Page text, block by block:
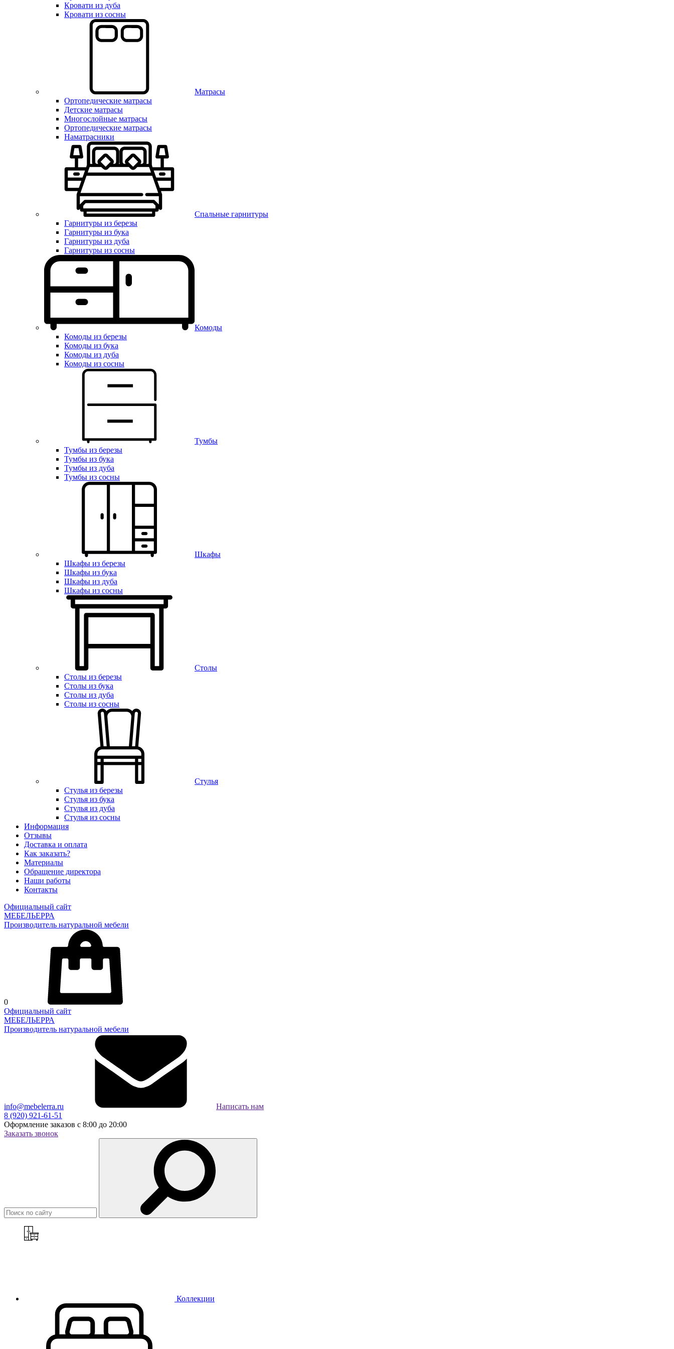
Кровати из дуба
Кровати из сосны
Матрасы
Ортопедические матрасы
Детские матрасы
Многослойные матрасы
Ортопедические матрасы
Наматрасники
Спальные гарнитуры
Гарнитуры из березы
Гарнитуры из бука
Гарнитуры из дуба
Гарнитуры из сосны
Комоды
Комоды из березы
Комоды из бука
Комоды из дуба
Комоды из сосны
Тумбы
Тумбы из березы
Тумбы из бука
Тумбы из дуба
Тумбы из сосны
Шкафы
Шкафы из березы
Шкафы из бука
Шкафы из дуба
Шкафы из сосны
Столы
Столы из березы
Столы из бука
Столы из дуба
Столы из сосны
Стулья
Стулья из березы
Стулья из бука
Стулья из дуба
Стулья из сосны
Информация
Отзывы
Доставка и оплата
Как заказать?
Материалы
Обращение директора
Наши работы
Контакты
Официальный сайт
МЕБЕЛЬЕРРА
Производитель натуральной мебели
0
Официальный сайт
МЕБЕЛЬЕРРА
Производитель натуральной мебели
info@mebelerra.ru
Написать нам
8 (920) 921-61-51
Оформление заказов с 8:00 до 20:00
Заказать звонок
Коллекции